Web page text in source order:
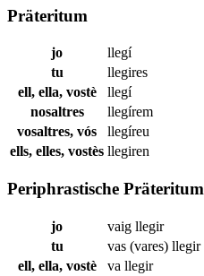
Präteritum
jo
llegí
tu
llegires
ell, ella, vostè
llegí
nosaltres
llegírem
vosaltres, vós
llegíreu
ells, elles, vostès llegiren
Periphrastische Präteritum
jo vaig llegir
tu
vas (vares) llegir
ell, ella, vostè
va llegir